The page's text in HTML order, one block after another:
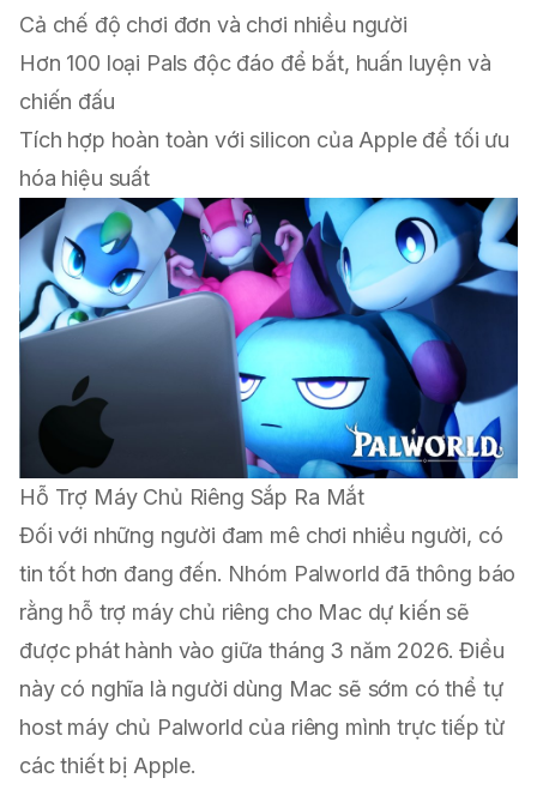
Cả chế độ chơi đơn và chơi nhiều người
Hơn 100 loại Pals độc đáo để bắt, huấn luyện và
chiến đấu
Tích hợp hoàn toàn với silicon của Apple để tối ưu
hóa hiệu suất
Hỗ Trợ Máy Chủ Riêng Sắp Ra Mắt
Đối với những người đam mê chơi nhiều người, có
tin tốt hơn đang đến. Nhóm Palworld đã thông báo
rằng hỗ trợ máy chủ riêng cho Mac dự kiến sẽ
được phát hành vào giữa tháng 3 năm 2026. Điều
này có nghĩa là người dùng Mac sẽ sớm có thể tự
host máy chủ Palworld của riêng mình trực tiếp từ
các thiết bị Apple.